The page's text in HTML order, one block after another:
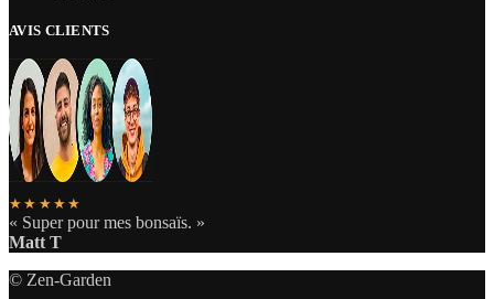
AVIS CLIENTS
★★★★★
« Super pour mes bonsaïs. »
Matt T
© Zen-Garden